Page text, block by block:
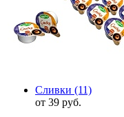
Сливки (11)
от 39 руб.